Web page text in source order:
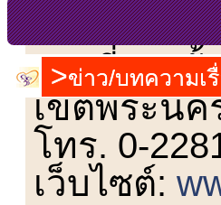
ข่าว/บทความเ
เลขที่ 23
เขตพระนค
โทร. 0-
เว็บไซต์: